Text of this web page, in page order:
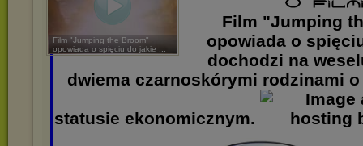
Film "Jumping the Broom"
opowiada o spięciu do jakie ...
Film "Jumping
opowiada o
dochodzi na
dwiema czarnoskórymi rodzinami
statusie ekonomicznym.